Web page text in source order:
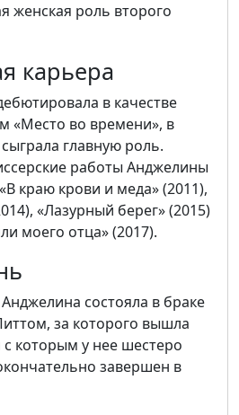
женская роль второго
карьера
в качестве
«Место во времени», в
главную роль.
работы Анджелины
краю крови и меда» (2011),
«Лазурный берег» (2015)
моего отца» (2017).
состояла в браке
за которого вышла
с которым у нее шестеро
завершен в